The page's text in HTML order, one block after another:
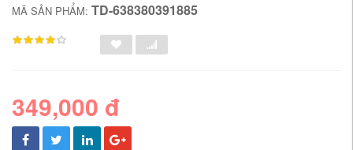
MÃ SẢN PHẨM: TD-638380391885
349,000 đ